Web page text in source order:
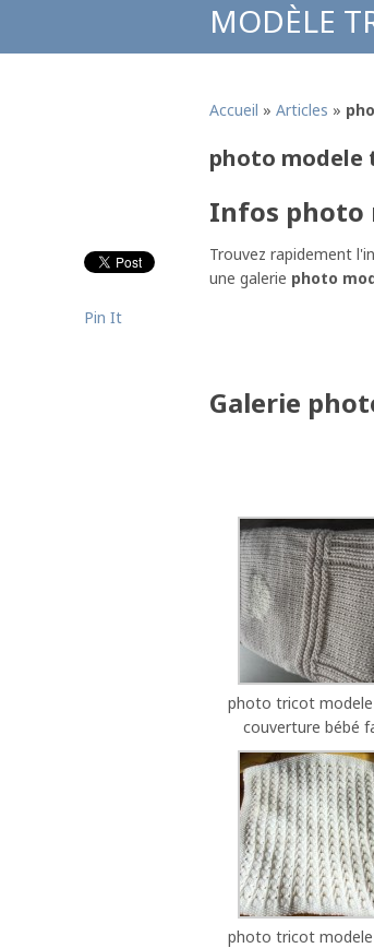
MODÈLE
Accueil » Articles »
photo modele
Infos photo
Trouvez rapidement
une galerie photo
Galerie
photo tricot
couverture bébé
photo tricot
Pin It